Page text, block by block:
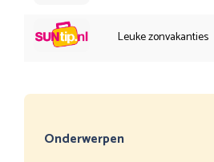
Leuke zonvakanties
Onderwerpen